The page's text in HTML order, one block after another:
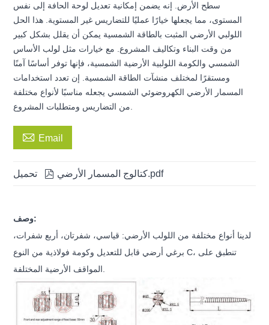
سطح الأرض. إنه يضمن إمكانية تعديل لوحة الحافة إلى نفس
المستوى، مما يجعلها خيارًا عمليًا للتضاريس غير المستوية. هذا الحل
اللولبي الأرضي المثبت بالطاقة الشمسية يمكن أن يقلل بشكل كبير
من وقت البناء وتكاليف المشروع. مع خيارات مثل لولب الأساس
الشمسي والكومة اللولبية الأرضية الشمسية، فإنها توفر أساسًا آمنًا
ومستقرًا لمختلف منشآت الطاقة الشمسية. إن تعدد استخدامات
المسمار الأرضي الكهروضوئي الشمسي يجعله مناسبًا لأنواع مختلفة
 Email
تحميل  كتالوج المسمار الأرضي.pdf
وصف:
لدينا أنواع مختلفة من اللولب الأرضي: قياسي، شفرتان، أربع شفرات،
برغي أرضي قابل للتعديل وكومة فولاذية من النوع C، تنطبق على